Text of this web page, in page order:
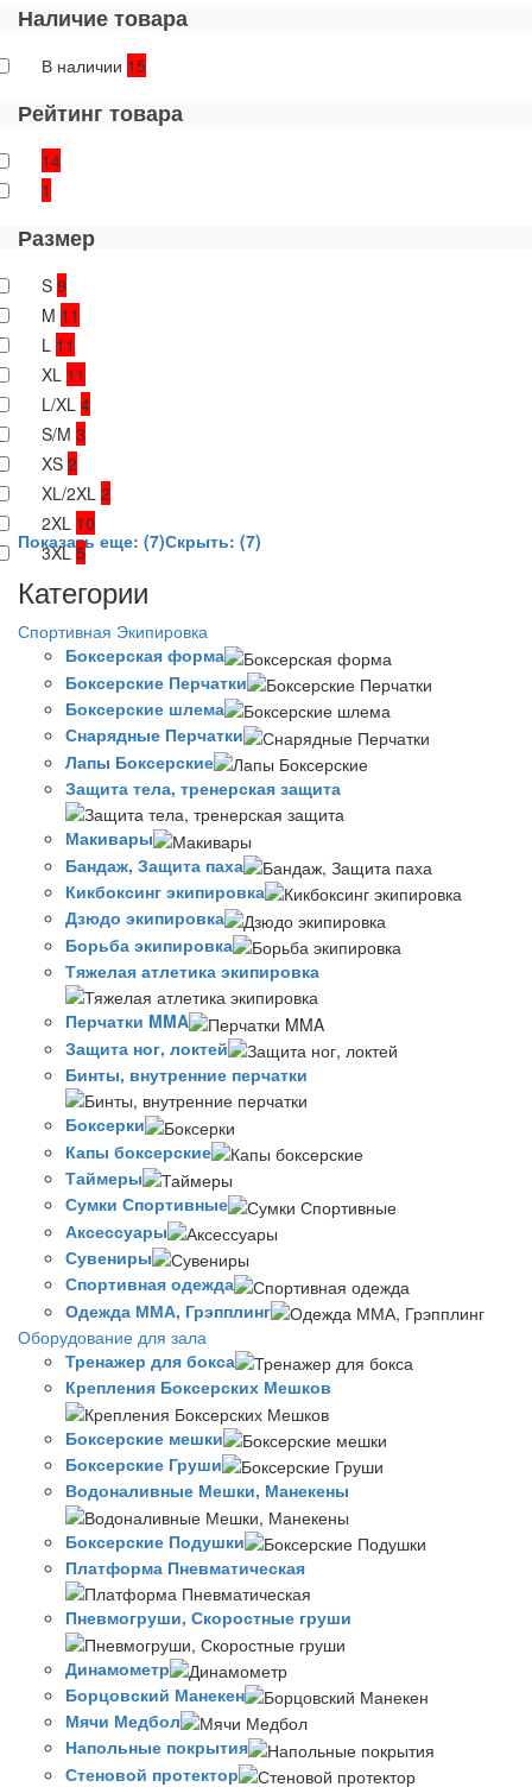
Наличие товара
В наличии 15
Рейтинг товара
14
1
Размер
S 9
M 11
L 11
XL 11
L/XL 4
S/M 3
XS 2
XL/2XL 2
2XL 10
3XL5
Показать еще: (7)Скрыть: (7)
Категории
Спортивная Экипировка
Боксерская форма
Боксерские Перчатки
Боксерские шлема
Снарядные Перчатки
Лапы Боксерские
Защита тела, тренерская защита
Макивары
Бандаж, Защита паха
Кикбоксинг экипировка
Дзюдо экипировка
Борьба экипировка
Тяжелая атлетика экипировка
Перчатки MMA
Защита ног, локтей
Бинты, внутренние перчатки
Боксерки
Капы боксерские
Таймеры
Сумки Спортивные
Аксессуары
Сувениры
Спортивная одежда
Одежда ММА, Грэпплинг
Оборудование для зала
Тренажер для бокса
Крепления Боксерских Мешков
Боксерские мешки
Боксерские Груши
Водоналивные Мешки, Манекены
Боксерские Подушки
Платформа Пневматическая
Пневмогруши, Скоростные груши
Динамометр
Борцовский Манекен
Мячи Медбол
Напольные покрытия
Стеновой протектор